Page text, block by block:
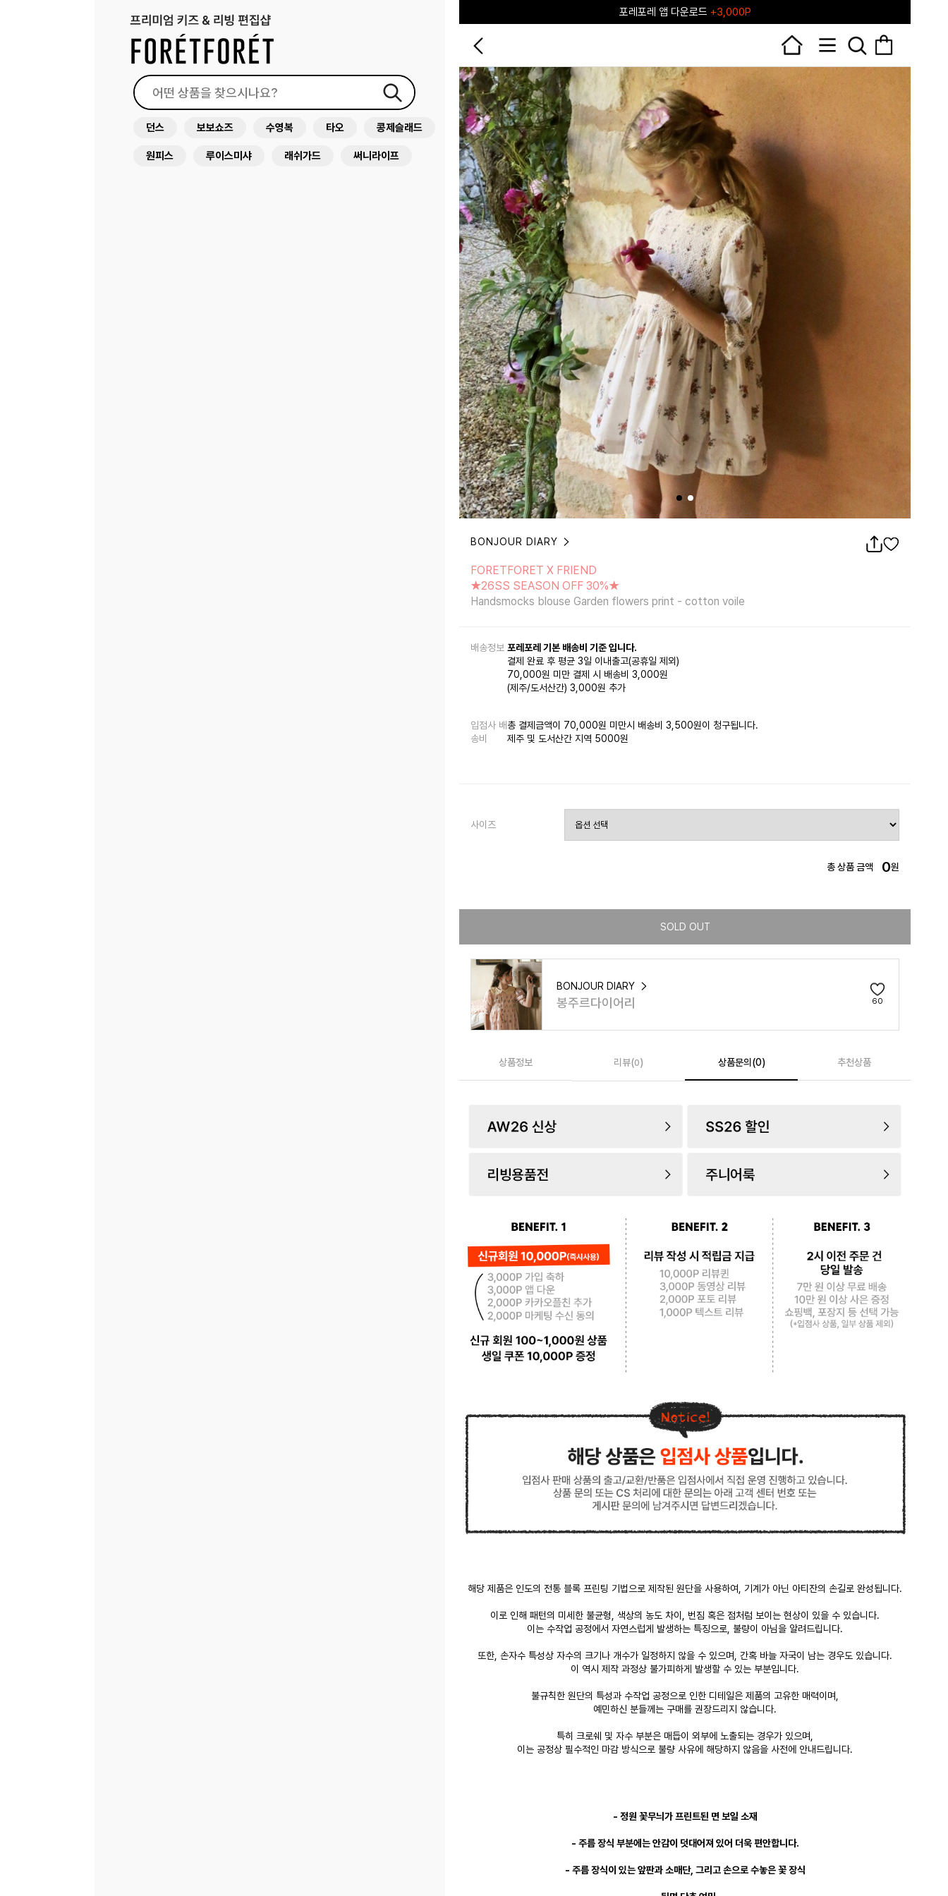
♥그린포레♥ 포레포레 공식 리세일 마켓
BONJOUR DIARY
★26SS SEASON OFF 30%★
Handsmocks blouse Garden flowers print - cotton voile
FORETFORET X FRIEND
★26SS SEASON OFF 30%★
Handsmocks blouse Garden flowers print - cotton voile
배송정보 포레포레 기본 배송비 기준 입니다.
결제 완료 후 평균 3일 이내출고(공휴일 제외)
70,000원 미만 결제 시 배송비 3,000원
(제주/도서산간) 3,000원 추가
입점사 배
송비
총 결제금액이 70,000원 미만시 배송비 3,500원이 청구됩니다.
제주 및 도서산간 지역 5000원
사이즈
총 상품 금액 0원
SOLD OUT
BONJOUR DIARY
봉주르다이어리 60
상품정보 리뷰(0) 상품문의(0) 추천상품
해당 제품은 인도의 전통 블록 프린팅 기법으로 제작된 원단을 사용하여, 기계가 아닌 아티잔의 손길로 완성됩니다.
이로 인해 패턴의 미세한 불균형, 색상의 농도 차이, 번짐 혹은 점처럼 보이는 현상이 있을 수 있습니다.
이는 수작업 공정에서 자연스럽게 발생하는 특징으로, 불량이 아님을 알려드립니다.
또한, 손자수 특성상 자수의 크기나 개수가 일정하지 않을 수 있으며, 간혹 바늘 자국이 남는 경우도 있습니다.
이 역시 제작 과정상 불가피하게 발생할 수 있는 부분입니다.
불규칙한 원단의 특성과 수작업 공정으로 인한 디테일은 제품의 고유한 매력이며,
예민하신 분들께는 구매를 권장드리지 않습니다.
특히 크로쉐 및 자수 부분은 매듭이 외부에 노출되는 경우가 있으며,
이는 공정상 필수적인 마감 방식으로 불량 사유에 해당하지 않음을 사전에 안내드립니다.
- 정원 꽃무늬가 프린트된 면 보일 소재
- 주름 장식 부분에는 안감이 덧대어져 있어 더욱 편안합니다.
- 주름 장식이 있는 앞판과 소매단, 그리고 손으로 수놓은 꽃 장식
던스 보보쇼즈 수영복 타오 콩제슬래드
원피스 루이스미샤 래쉬가드 써니라이프